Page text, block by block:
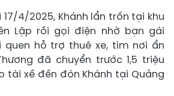
17/4/2025, Khánh lẩn trốn tại khu
Lập rồi gọi điện nhờ bạn gái
quen hỗ trợ thuê xe, tìm nơi ẩn
đã chuyển trước 1,5 triệu
tài xế đến đón Khánh tại Quảng